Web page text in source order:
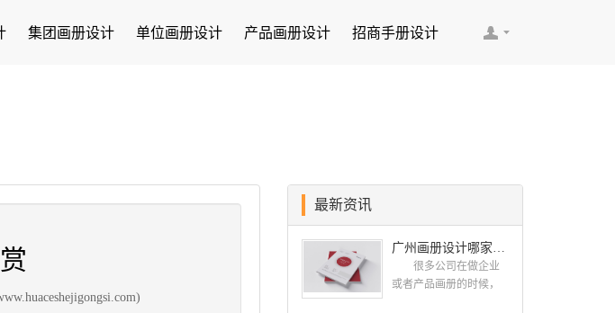
集团画册设计 单位画册设计 产品画册设计 招商手册设计
最新资讯
广州画册设计哪家公司好？我们推荐古柏品牌设计
很多公司在做企业
或者产品画册的时候，